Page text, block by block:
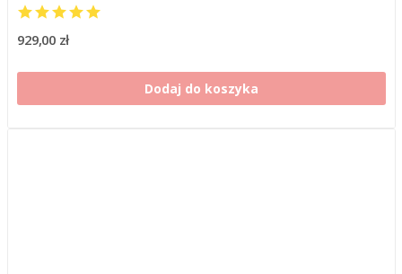
929,00 zł
Dodaj do koszyka